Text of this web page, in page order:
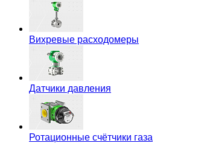
Вихревые расходомеры
Датчики давления
Ротационные счётчики газа